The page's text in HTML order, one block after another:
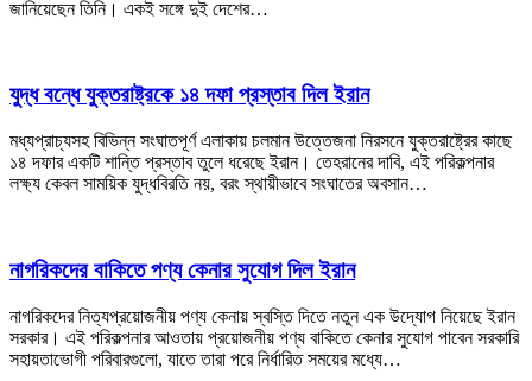
জানিয়েছেন তিনি। একই সঙ্গে দুই দেশের…
যুদ্ধ বন্ধে যুক্তরাষ্ট্রকে ১৪ দফা প্রস্তাব দিল ইরান
মধ্যপ্রাচ্যসহ বিভিন্ন সংঘাতপূর্ণ এলাকায় চলমান উত্তেজনা নিরসনে যুক্তরাষ্ট্রের কাছে
১৪ দফার একটি শান্তি প্রস্তাব তুলে ধরেছে ইরান। তেহরানের দাবি, এই পরিকল্পনার
লক্ষ্য কেবল সাময়িক যুদ্ধবিরতি নয়, বরং স্থায়ীভাবে সংঘাতের অবসান…
নাগরিকদের বাকিতে পণ্য কেনার সুযোগ দিল ইরান
নাগরিকদের নিত্যপ্রয়োজনীয় পণ্য কেনায় স্বস্তি দিতে নতুন এক উদ্যোগ নিয়েছে ইরান
সরকার। এই পরিকল্পনার আওতায় প্রয়োজনীয় পণ্য বাকিতে কেনার সুযোগ পাবেন সরকারি
সহায়তাভোগী পরিবারগুলো, যাতে তারা পরে নির্ধারিত সময়ের মধ্যে…